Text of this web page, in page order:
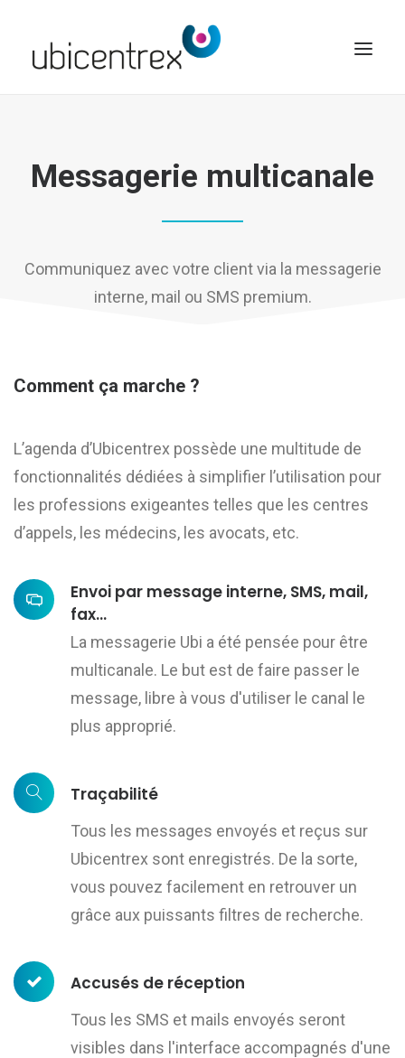
NOS SOLUTIONS
ACCÈS CLIENT
Messagerie multicanale
Communiquez avec votre client via la messagerie
interne, mail ou SMS premium.
Comment ça marche ?
L’agenda d’Ubicentrex possède une multitude de
fonctionnalités dédiées à simplifier l’utilisation pour
les professions exigeantes telles que les centres
d’appels, les médecins, les avocats, etc.
Envoi par message interne, SMS, mail,
fax…
La messagerie Ubi a été pensée pour être
multicanale. Le but est de faire passer le
message, libre à vous d'utiliser le canal le
plus approprié.
Traçabilité
Tous les messages envoyés et reçus sur
Ubicentrex sont enregistrés. De la sorte,
vous pouvez facilement en retrouver un
grâce aux puissants filtres de recherche.
Accusés de réception
Tous les SMS et mails envoyés seront
visibles dans l'interface accompagnés d'une